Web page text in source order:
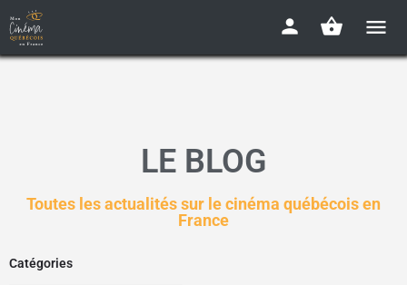
LE BLOG
Toutes les actualités sur le cinéma québécois en
France
Catégories